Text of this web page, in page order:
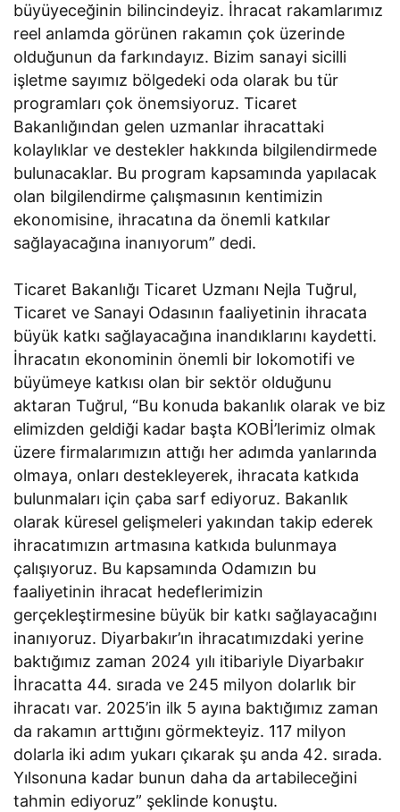
büyüyeceğinin bilincindeyiz. İhracat rakamlarımız
reel anlamda görünen rakamın çok üzerinde
olduğunun da farkındayız. Bizim sanayi sicilli
işletme sayımız bölgedeki oda olarak bu tür
programları çok önemsiyoruz. Ticaret
Bakanlığından gelen uzmanlar ihracattaki
kolaylıklar ve destekler hakkında bilgilendirmede
bulunacaklar. Bu program kapsamında yapılacak
olan bilgilendirme çalışmasının kentimizin
ekonomisine, ihracatına da önemli katkılar
sağlayacağına inanıyorum” dedi.
Ticaret Bakanlığı Ticaret Uzmanı Nejla Tuğrul,
Ticaret ve Sanayi Odasının faaliyetinin ihracata
büyük katkı sağlayacağına inandıklarını kaydetti.
İhracatın ekonominin önemli bir lokomotifi ve
büyümeye katkısı olan bir sektör olduğunu
aktaran Tuğrul, “Bu konuda bakanlık olarak ve biz
elimizden geldiği kadar başta KOBİ’lerimiz olmak
üzere firmalarımızın attığı her adımda yanlarında
olmaya, onları destekleyerek, ihracata katkıda
bulunmaları için çaba sarf ediyoruz. Bakanlık
olarak küresel gelişmeleri yakından takip ederek
ihracatımızın artmasına katkıda bulunmaya
çalışıyoruz. Bu kapsamında Odamızın bu
faaliyetinin ihracat hedeflerimizin
gerçekleştirmesine büyük bir katkı sağlayacağını
inanıyoruz. Diyarbakır’ın ihracatımızdaki yerine
baktığımız zaman 2024 yılı itibariyle Diyarbakır
İhracatta 44. sırada ve 245 milyon dolarlık bir
ihracatı var. 2025’in ilk 5 ayına baktığımız zaman
da rakamın arttığını görmekteyiz. 117 milyon
dolarla iki adım yukarı çıkarak şu anda 42. sırada.
Yılsonuna kadar bunun daha da artabileceğini
tahmin ediyoruz” şeklinde konuştu.